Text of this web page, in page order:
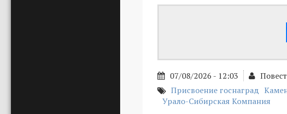
07/08/2026 - 12:03
Присвоение госнаград
Урало-Сибирская Компания